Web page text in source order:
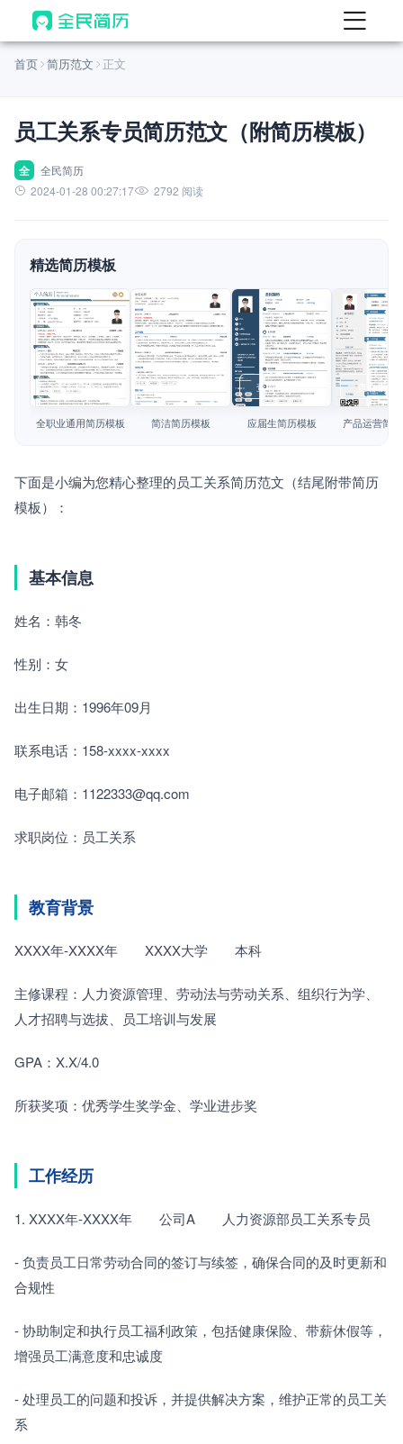
首页
AI 生成简历
AI 优化简历
AI 翻译简历
AI 模拟面试
面试自我介绍
AI 职场工具 New
简历模板
简历教程
首页 简历范文 正文
员工关系专员简历范文（附简历模板）
全
全民简历
2024-01-28 00:27:17
2792 阅读
精选简历模板
查看模板
全职业通用简历模板
查看模板
简洁简历模板
查看模板
应届生简历模板
查看模板
产品运营简
下面是小编为您精心整理的员工关系简历范文（结尾附带简历
模板）：
基本信息
姓名：韩冬
性别：女
出生日期：1996年09月
联系电话：158-xxxx-xxxx
电子邮箱：1122333@qq.com
求职岗位：员工关系
教育背景
XXXX年-XXXX年　　XXXX大学　　本科
主修课程：人力资源管理、劳动法与劳动关系、组织行为学、
人才招聘与选拔、员工培训与发展
GPA：X.X/4.0
所获奖项：优秀学生奖学金、学业进步奖
工作经历
1. XXXX年-XXXX年　　公司A　　人力资源部员工关系专员
- 负责员工日常劳动合同的签订与续签，确保合同的及时更新和
合规性
- 协助制定和执行员工福利政策，包括健康保险、带薪休假等，
增强员工满意度和忠诚度
- 处理员工的问题和投诉，并提供解决方案，维护正常的员工关
系